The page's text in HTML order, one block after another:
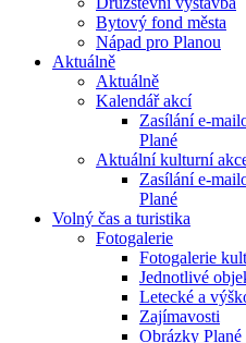
Bytový fond města
Nápad pro Planou
Aktuálně
Aktuálně
Kalendář akcí
Zasílání e-
Plané
Aktuální kulturní
Zasílání e-
Plané
Volný čas a turistika
Fotogalerie
Fotogalerie
Jednotlivé
Letecké a
Zajímavosti
Obrázky